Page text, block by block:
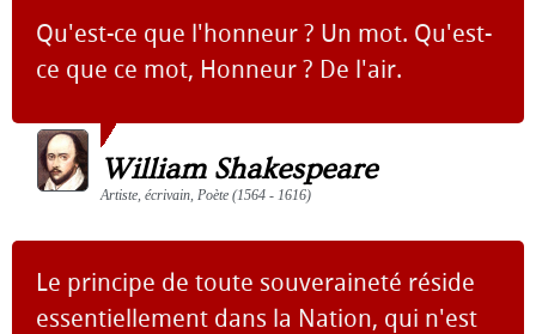
Qu'est-ce que l'honneur ? Un mot. Qu'est-
ce que ce mot, Honneur ? De l'air.
William Shakespeare
Artiste, écrivain, Poète (1564 - 1616)
Le principe de toute souveraineté réside
essentiellement dans la Nation, qui n'est